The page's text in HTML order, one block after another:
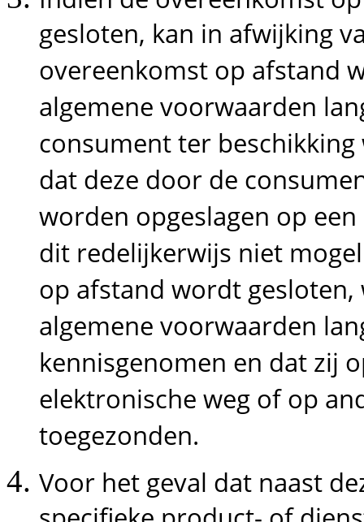
gesloten, kan in afwijking
overeenkomst op afstand
algemene voorwaarden
consument ter
dat deze door de
worden opgeslagen op
dit redelijkerwijs niet
op afstand wordt gesloten,
algemene voorwaarden
kennisgenomen en dat zij
elektronische weg of op
toegezonden.
Voor het geval dat naast